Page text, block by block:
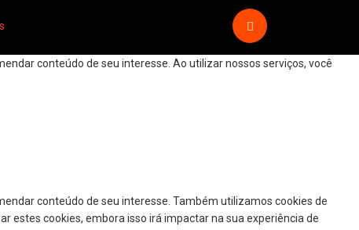
conteúdo de seu interesse. Ao utilizar nossos serviços, você
conteúdo de seu interesse. Também utilizamos cookies de
estes cookies, embora isso irá impactar na sua experiência de